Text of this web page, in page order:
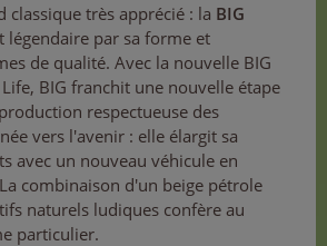
classique très apprécié : la BIG
légendaire par sa forme et
de qualité. Avec la nouvelle BIG
BIG franchit une nouvelle étape
respectueuse des
vers l'avenir : elle élargit sa
avec un nouveau véhicule en
combinaison d'un beige pétrole
naturels ludiques confère au
particulier.